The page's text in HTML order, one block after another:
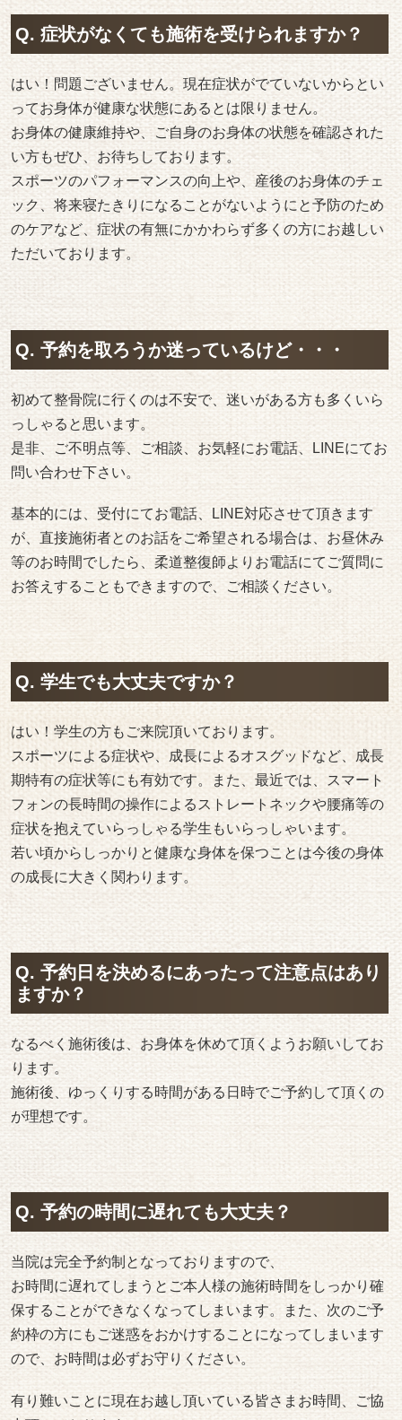
Q. 症状がなくても施術を受けられますか？
はい！問題ございません。現在症状がでていないからとい
ってお身体が健康な状態にあるとは限りません。
お身体の健康維持や、ご自身のお身体の状態を確認された
い方もぜひ、お待ちしております。
スポーツのパフォーマンスの向上や、産後のお身体のチェ
ック、将来寝たきりになることがないようにと予防のため
のケアなど、症状の有無にかかわらず多くの方にお越しい
ただいております。
Q. 予約を取ろうか迷っているけど・・・
初めて整骨院に行くのは不安で、迷いがある方も多くいら
っしゃると思います。
是非、ご不明点等、ご相談、お気軽にお電話、LINEにてお
問い合わせ下さい。
基本的には、受付にてお電話、LINE対応させて頂きます
が、直接施術者とのお話をご希望される場合は、お昼休み
等のお時間でしたら、柔道整復師よりお電話にてご質問に
お答えすることもできますので、ご相談ください。
Q. 学生でも大丈夫ですか？
はい！学生の方もご来院頂いております。
スポーツによる症状や、成長によるオスグッドなど、成長
期特有の症状等にも有効です。また、最近では、スマート
フォンの長時間の操作によるストレートネックや腰痛等の
症状を抱えていらっしゃる学生もいらっしゃいます。
若い頃からしっかりと健康な身体を保つことは今後の身体
の成長に大きく関わります。
Q. 予約日を決めるにあったって注意点はあり
ますか？
なるべく施術後は、お身体を休めて頂くようお願いしてお
ります。
施術後、ゆっくりする時間がある日時でご予約して頂くの
が理想です。
Q. 予約の時間に遅れても大丈夫？
当院は完全予約制となっておりますので、
お時間に遅れてしまうとご本人様の施術時間をしっかり確
保することができなくなってしまいます。また、次のご予
約枠の方にもご迷惑をおかけすることになってしまいます
ので、お時間は必ずお守りください。
有り難いことに現在お越し頂いている皆さまお時間、ご協